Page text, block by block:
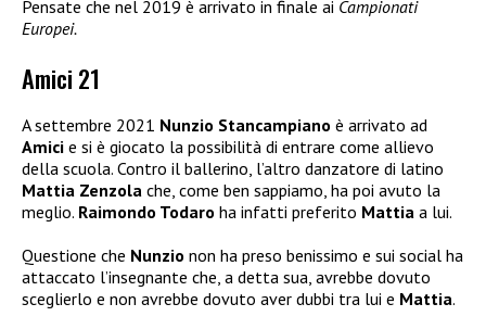
Pensate che nel 2019 è arrivato in finale ai Campionati
Europei.
Amici 21
A settembre 2021 Nunzio Stancampiano è arrivato ad
Amici e si è giocato la possibilità di entrare come allievo
della scuola. Contro il ballerino, l’altro danzatore di latino
Mattia Zenzola che, come ben sappiamo, ha poi avuto la
meglio. Raimondo Todaro ha infatti preferito Mattia a lui.
Questione che Nunzio non ha preso benissimo e sui social ha
attaccato l’insegnante che, a detta sua, avrebbe dovuto
sceglierlo e non avrebbe dovuto aver dubbi tra lui e Mattia.